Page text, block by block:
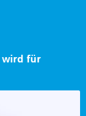
wird für